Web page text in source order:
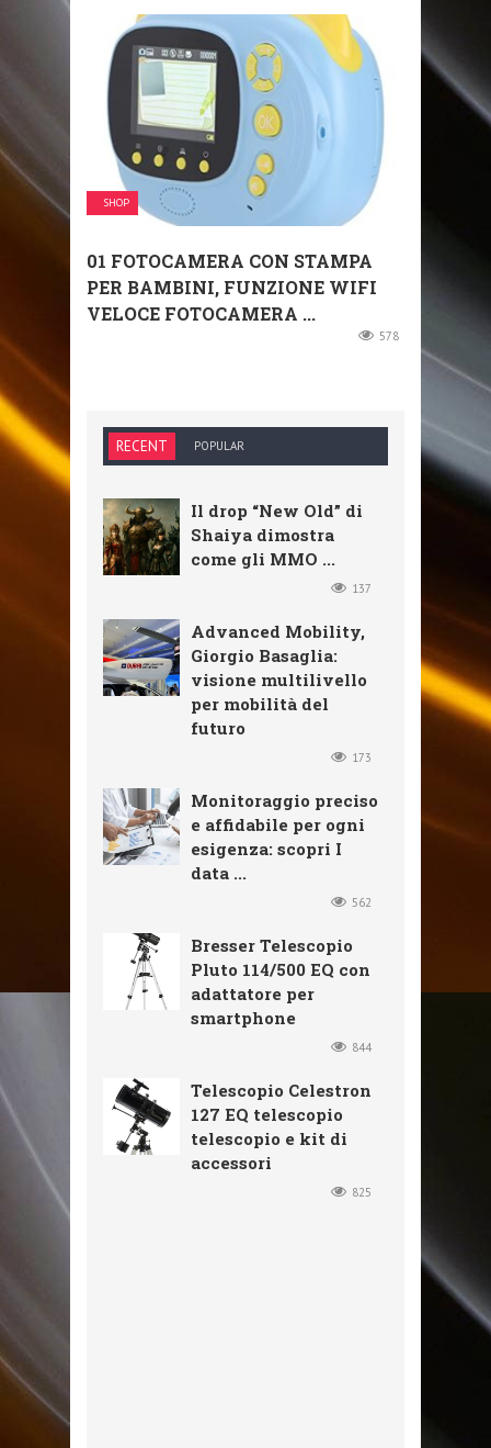
SHOP
01 FOTOCAMERA CON STAMPA
PER BAMBINI, FUNZIONE WIFI
VELOCE FOTOCAMERA ...
578
RECENT POPULAR
Il drop “New Old” di
Shaiya dimostra
come gli MMO ...
137
Advanced Mobility,
Giorgio Basaglia:
visione multilivello
per mobilità del
futuro
173
Monitoraggio preciso
e affidabile per ogni
esigenza: scopri I
data ...
562
Bresser Telescopio
Pluto 114/500 EQ con
adattatore per
smartphone
844
Telescopio Celestron
127 EQ telescopio
telescopio e kit di
accessori
825